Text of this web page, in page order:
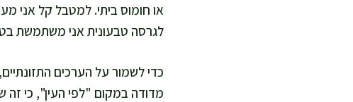
או חומוס ביתי. למטבל קל אני
לגרסה טבעונית אני משתמשת
כדי לשמור על הערכים
מדודה במקום "לפי העין", כי זה